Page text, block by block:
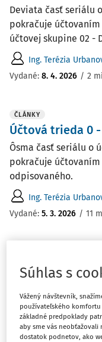
Deviata časť seriálu
pokračuje
účtovej skupine 02 -
Ing. Terézia
Vydané: 8. 4. 2026 / 2
ČLÁNKY
Účtová trieda 0
Ôsma časť seriálu o
pokračuje
odpisovaného.
Ing. Terézia
Vydané: 5. 3. 2026 / 11
Účtová trieda 0
sa zameriame na
oprávok k
Ing. Terézia
Súhlas s
Vážený návštevník,
používateľského
základné predpoklady
aby sme vás
dostatok podnetov, ako